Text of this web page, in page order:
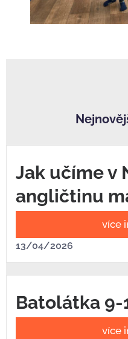
Jak učíme v
angličtinu
více
13/04/2026
Batolátka
více